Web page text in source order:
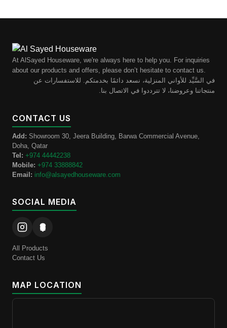
At AlSayed Houseware, we're always here to help you. For inquiries
about our products and offers, please don’t hesitate to contact us.
في السَّيِّد للأواني المنزلية، نسعد دائمًا بخدمتكم. للاستفسارات عن
منتجاتنا وعروضنا، لا تترددوا في الاتصال بنا.
CONTACT US
Add: Showroom 30, Jeera Building, Barwa Commercial Avenue,
Doha, Qatar
Tel: +974 44442238
Mobile: +974 33888842
Email: info@alsayedhouseware.com
SOCIAL MEDIA
All Products
Contact Us
MAP LOCATION